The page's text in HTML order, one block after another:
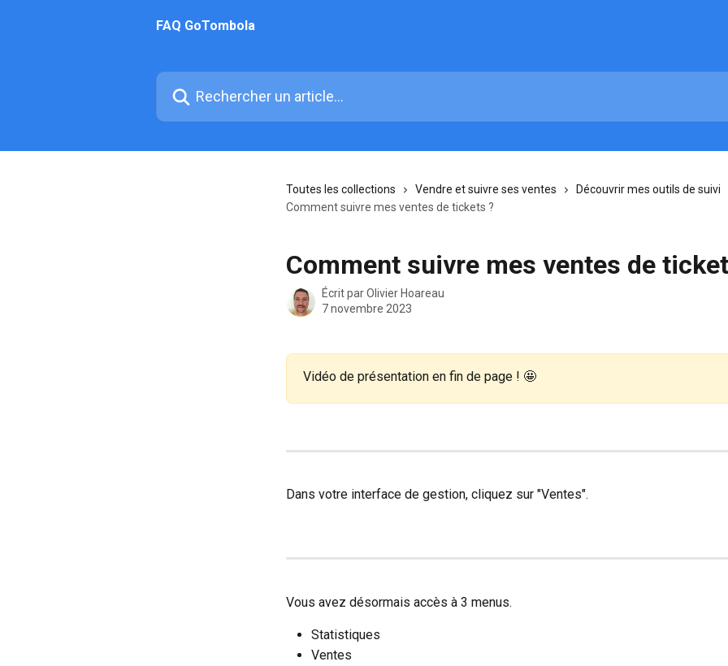
FAQ GoTombola
Rechercher un article...
Toutes les collections Vendre et suivre ses ventes
Découvrir mes outils de suivi
Comment suivre mes ventes de tickets ?
Comment suivre mes ventes de
Écrit parOlivier Hoareau
7 novembre 2023
Vidéo de présentation en fin de page ! 🤩
Dans votre interface de gestion, cliquez sur "Ventes".
Vous avez désormais accès à 3 menus.
Statistiques
Ventes